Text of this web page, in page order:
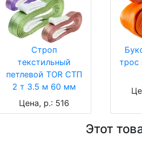
Строп
текстильный
петлевой TOR СТП
2 т 3.5 м 60 мм
Цена, р.: 516
трос
Этот